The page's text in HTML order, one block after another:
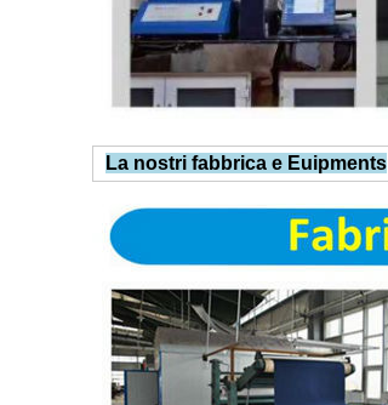
La nostri fabbrica e Euipments